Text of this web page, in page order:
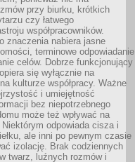
przy biurku, krótkich
czy łatwego
współpracowników.
znaczenia nabiera jasne
terminowe odpowiadanie
celów. Dobrze funkcjonujący
się wyłącznie na
kulturze współpracy. Ważne
i umiejętność
bez niepotrzebnego
może też wpływać na
Niektórym odpowiada cisza i
ale inni po pewnym czasie
izolację. Brak codziennych
twarz, luźnych rozmów i